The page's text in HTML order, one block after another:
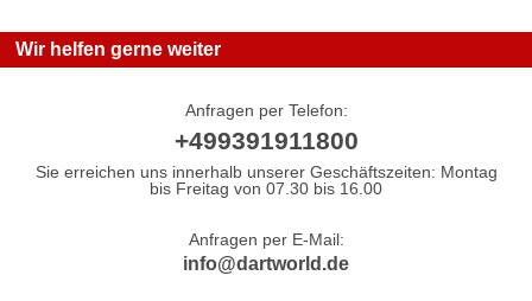
Wir helfen gerne weiter
Anfragen per Telefon:
+499391911800
Sie erreichen uns innerhalb unserer Geschäftszeiten: Montag
bis Freitag von 07.30 bis 16.00
Anfragen per E-Mail:
info@dartworld.de